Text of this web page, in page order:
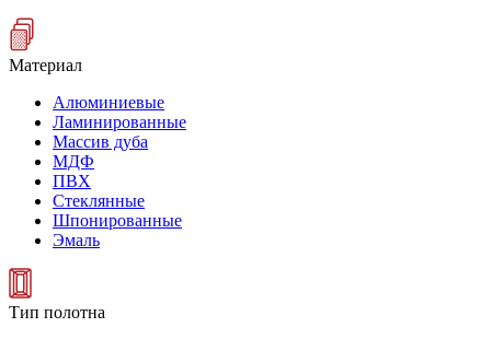
Материал
Алюминиевые
Ламинированные
Массив дуба
МДФ
ПВХ
Стеклянные
Шпонированные
Эмаль
Тип полотна